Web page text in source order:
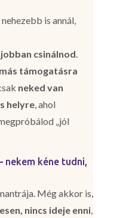
is annál,
csinálnod
támogatásra
neked van
helyre, ahol
„jól
nekem kéne tudni,
Még akkor is,
nincs ideje enni,